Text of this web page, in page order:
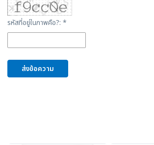
รหัสที่อยู่ในภาพคือ?: *
ส่งข้อความ